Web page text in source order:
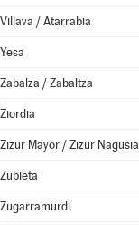
Villava / Atarrabia
Yesa
Zabalza / Zabaltza
Ziordia
Zizur Mayor / Zizur Nagusia
Zubieta
Zugarramurdi